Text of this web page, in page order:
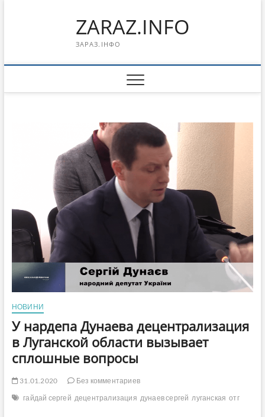
ZARAZ.INFO
ЗАРАЗ.ІНФО
НОВИНИ
У нардепа Дунаева децентрализация
в Луганской области вызывает
сплошные вопросы
31.01.2020
Без комментариев
гайдай сергей децентрализация дунаев сергей луганская отг